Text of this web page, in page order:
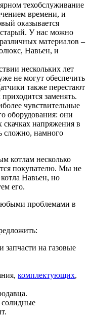
техобслуживание
времени, и
оказывается
У нас можно
материалов –
Навьен, и
нескольких лет
не могут обеспечить
также перестают
заменять.
чувствительные
оборудования: они
скачках напряжения в
сложно, намного
котлам несколько
покупателю. Мы не
Навьен, но
его.
проблемами в
на газовые
комплектующих,